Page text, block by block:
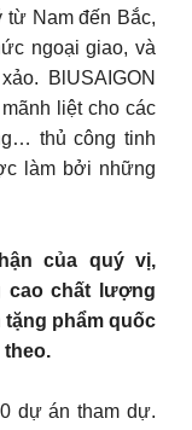
từ Nam đến Bắc,
ngoại giao, và
BlUSAIGON
liệt cho các
thủ công tinh
làm bởi những
của quý vị,
cao chất lượng
phẩm quốc
theo.
dự án tham dự.